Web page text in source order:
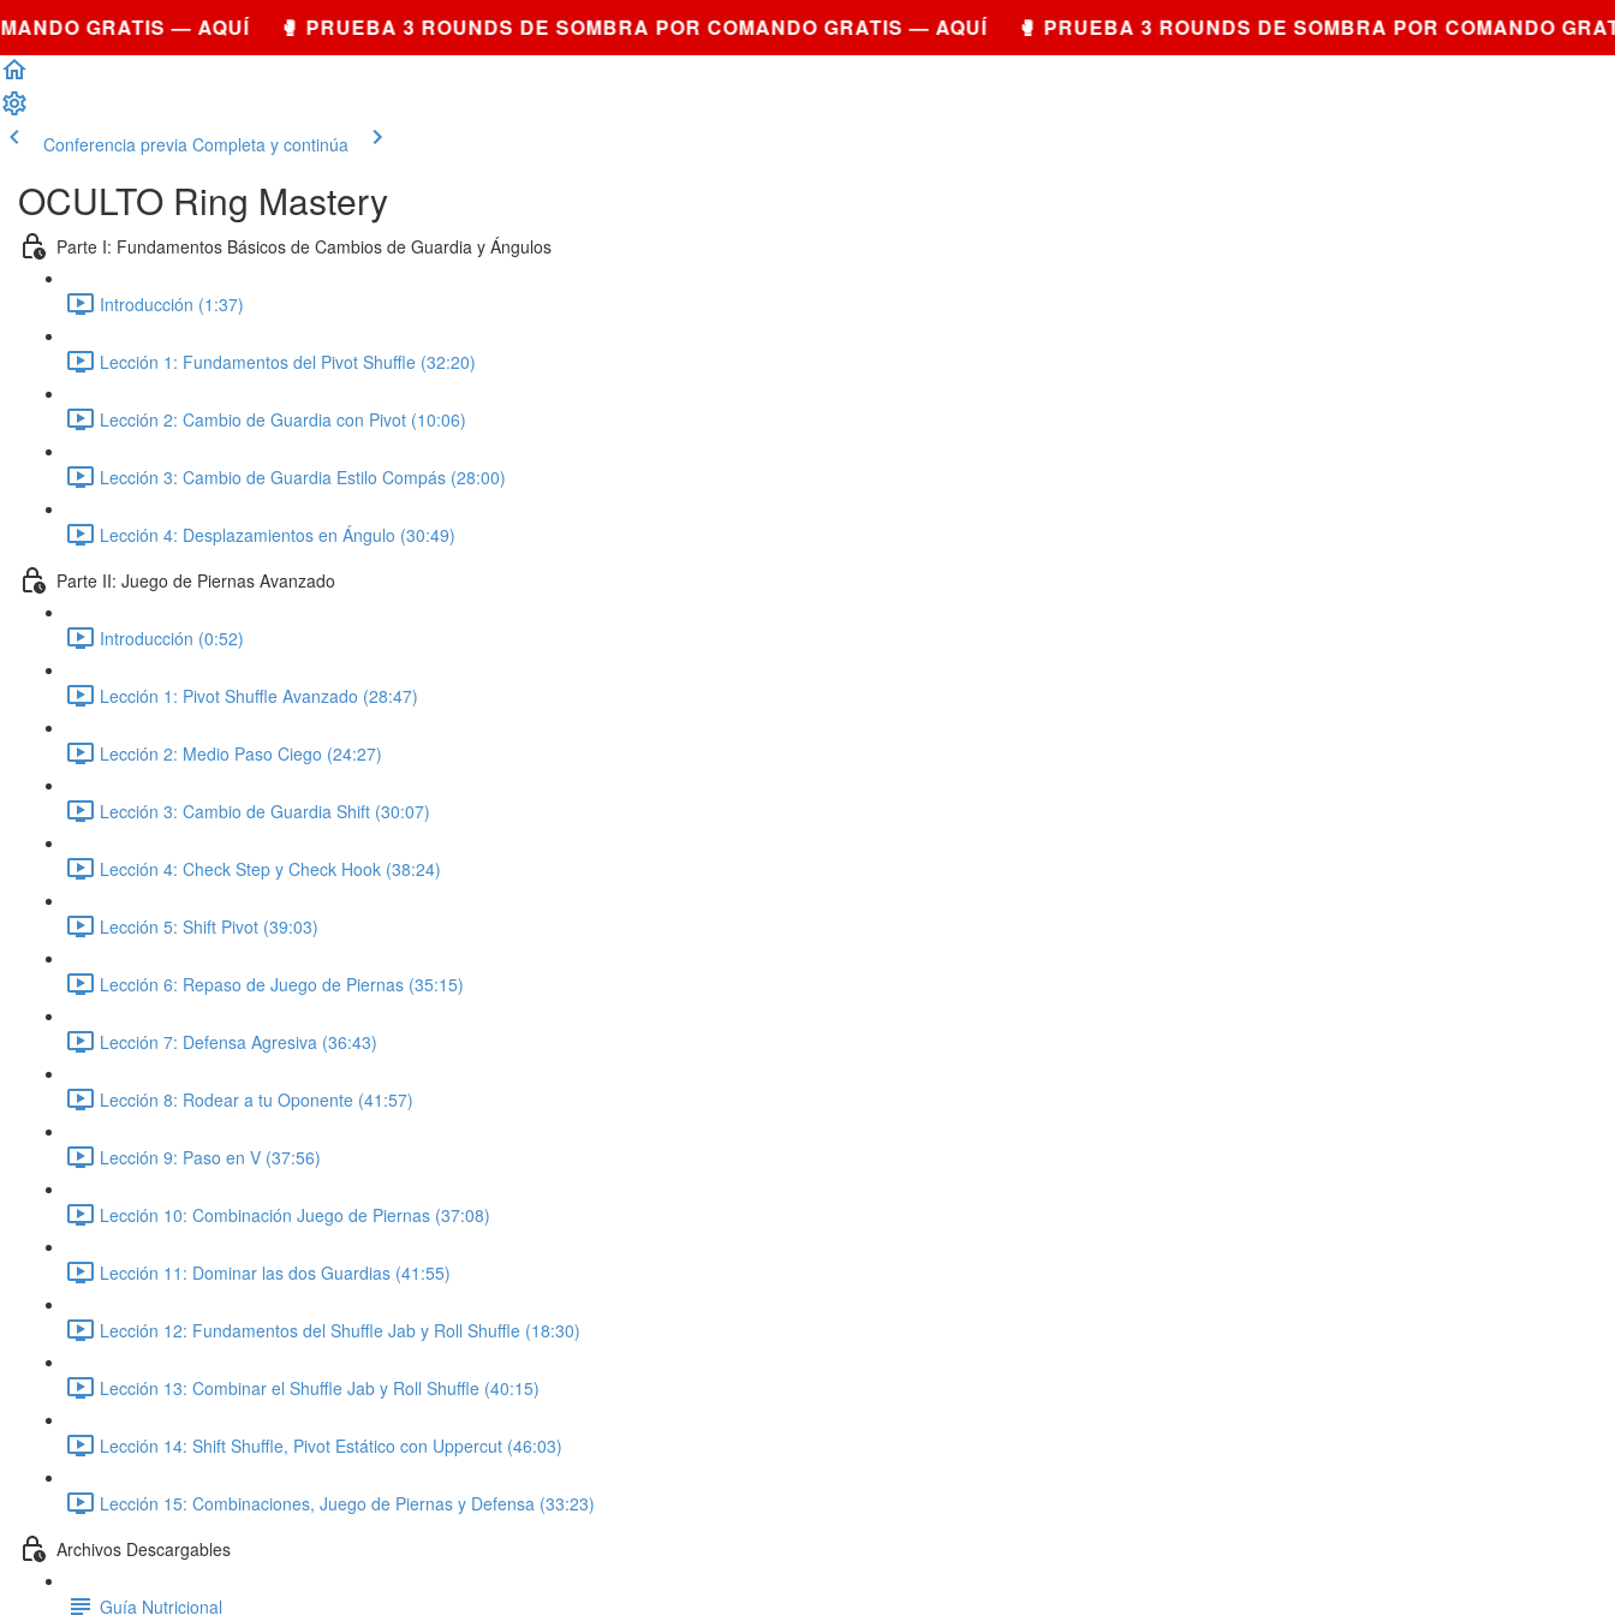
GRATIS — AQUÍ 🥊 PRUEBA 3 ROUNDS DE SOMBRA POR COMANDO GRATIS — AQUÍ 🥊 PRUEBA 3 ROUNDS DE SOMBRA POR COMANDO
Conferencia previa Completa y continúa
OCULTO Ring Mastery
Parte I: Fundamentos Básicos de Cambios de Guardia y Ángulos
Introducción (1:37)
Lección 1: Fundamentos del Pivot Shuffle (32:20)
Lección 2: Cambio de Guardia con Pivot (10:06)
Lección 3: Cambio de Guardia Estilo Compás (28:00)
Lección 4: Desplazamientos en Ángulo (30:49)
Parte II: Juego de Piernas Avanzado
Introducción (0:52)
Lección 1: Pivot Shuffle Avanzado (28:47)
Lección 2: Medio Paso Ciego (24:27)
Lección 3: Cambio de Guardia Shift (30:07)
Lección 4: Check Step y Check Hook (38:24)
Lección 5: Shift Pivot (39:03)
Lección 6: Repaso de Juego de Piernas (35:15)
Lección 7: Defensa Agresiva (36:43)
Lección 8: Rodear a tu Oponente (41:57)
Lección 9: Paso en V (37:56)
Lección 10: Combinación Juego de Piernas (37:08)
Lección 11: Dominar las dos Guardias (41:55)
Lección 12: Fundamentos del Shuffle Jab y Roll Shuffle (18:30)
Lección 13: Combinar el Shuffle Jab y Roll Shuffle (40:15)
Lección 14: Shift Shuffle, Pivot Estático con Uppercut (46:03)
Lección 15: Combinaciones, Juego de Piernas y Defensa (33:23)
Archivos Descargables
Guía Nutricional